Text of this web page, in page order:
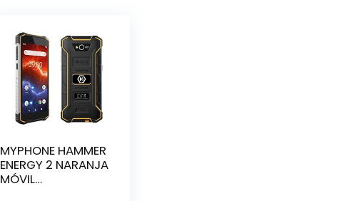
MYPHONE HAMMER
ENERGY 2 NARANJA
MÓVIL